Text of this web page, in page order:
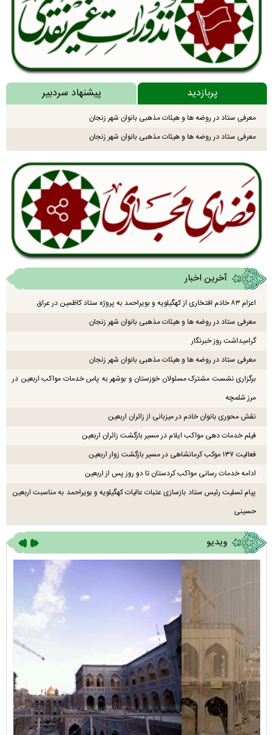
پربازدید پیشنهاد سردبیر
معرفی ستاد در روضه ها و هیئات مذهبی بانوان شهر زنجان
معرفی ستاد در روضه ها و هیئات مذهبی بانوان شهر زنجان
آخرین اخبار
اعزام ۸۳ خادم افتخاری از کهگیلویه و بویراحمد به پروژه ستاد کاظمین در عراق
معرفی ستاد در روضه ها و هیئات مذهبی بانوان شهر زنجان
گرامیداشت روز خبرنگار
معرفی ستاد در روضه ها و هیئات مذهبی بانوان شهر زنجان
برگزاری نشست مشترک مسئولان خوزستان و بوشهر به پاس خدمات مواکب اربعین در
مرز شلمچه
نقش محوری بانوان خادم در میزبانی از زائران اربعین
فیلم خدمات دهی مواکب ایلام در مسیر بازگشت زائران اربعین
فعالیت ۱۳۷ موکب کرمانشاهی در مسیر بازگشت زوار اربعین
ادامه خدمات رسانی مواکب کردستان تا دو روز پس از اربعین
پیام تسلیت رئیس ستاد بازسازی عتبات عالیات کهگیلویه و بویراحمد به مناسبت اربعین
حسینی
ویدیو